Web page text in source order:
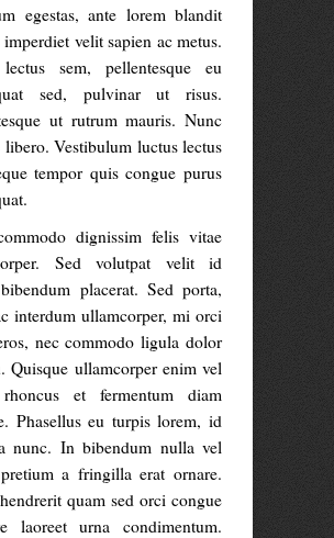
egestas, ante lorem blandit
velit sapien ac metus.
sem, pellentesque eu
sed, pulvinar ut risus.
ut rutrum mauris. Nunc
libero. Vestibulum luctus lectus
tempor quis congue purus
dignissim felis vitae
Sed volutpat velit id
placerat. Sed porta,
interdum ullamcorper, mi orci
nec commodo ligula dolor
Quisque ullamcorper enim vel
et fermentum diam
Phasellus eu turpis lorem, id
nunc. In bibendum nulla vel
a fringilla erat ornare.
quam sed orci congue
laoreet urna condimentum.